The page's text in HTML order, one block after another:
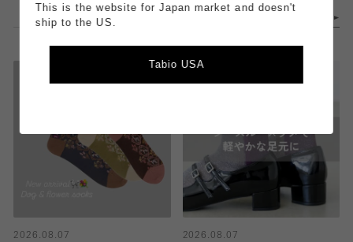
2026.08.07
2026.08.07
This is the website for Japan market and doesn't
ship to the US.
Tabio USA